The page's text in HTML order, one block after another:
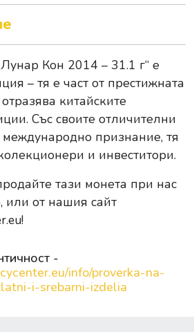
Кон 2014 – 31.1 г“ е
– тя е част от престижната
китайските
Със своите отличителни
международно признание, тя
и инвеститори.
тази монета при нас
или от нашия сайт
!
-
info/proverka-na-
i-srebarni-izdelia